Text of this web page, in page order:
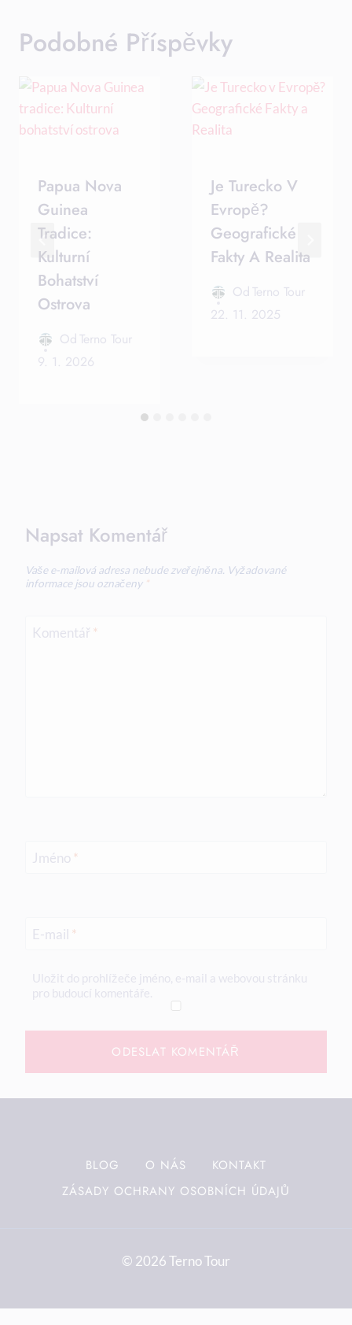
Podobné Příspěvky
Papua Nova
Guinea
Tradice:
Kulturní
Bohatství
Ostrova
Od Terno Tour
9. 1. 2026
Je Turecko V
Evropě?
Geografické
Fakty A Realita
Od Terno Tour
22. 11. 2025
Napsat Komentář
Vaše e-mailová adresa nebude zveřejněna. Vyžadované
informace jsou označeny *
Komentář *
Jméno *
E-mail *
Uložit do prohlížeče jméno, e-mail a webovou stránku
pro budoucí komentáře.
BLOG O NÁS
KONTAKT
ZÁSADY OCHRANY OSOBNÍCH ÚDAJŮ
© 2026 Terno Tour